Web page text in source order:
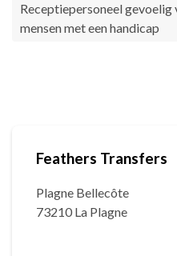
Receptiepersoneel
mensen met een handicap
Feathers Transfers
Plagne Bellecôte
73210 La Plagne